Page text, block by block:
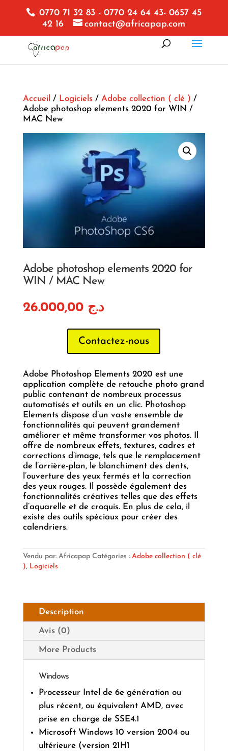
0770 71 32 83 - 0770 24 64 43- 0657 45
42 16
contact@africapap.com
Accueil / Logiciels/ Adobe collection ( clé ) /
Adobe photoshop elements 2020 for WIN /
MAC New
Adobe photoshop elements 2020 for
WIN / MAC New
د.ج 26.000,00
Contactez-nous
Adobe Photoshop Elements 2020 est une
application complète de retouche photo grand
public contenant de nombreux processus
automatisés et outils en un clic. Photoshop
Elements dispose d’un vaste ensemble de
fonctionnalités qui peuvent grandement
améliorer et même transformer vos photos. Il
offre de nombreux effets, textures, cadres et
corrections d’image, tels que le remplacement
de l’arrière-plan, le blanchiment des dents,
l’ouverture des yeux fermés et la correction
des yeux rouges. Il possède également des
fonctionnalités créatives telles que des effets
d’aquarelle et de croquis. En plus de cela, il
existe des outils spéciaux pour créer des
calendriers.
Vendu par: Africapap Catégories : Adobe collection ( clé
), Logiciels
Description
Avis (0)
More Products
Windows
Processeur Intel de 6e génération ou
plus récent, ou équivalent AMD, avec
prise en charge de SSE4.1
Microsoft Windows 10 version 2004 ou
ultérieure (version 21H1